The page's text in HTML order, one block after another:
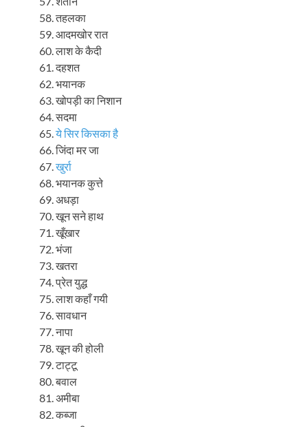
तहलका
आदमखोर रात
लाश के कैदी
दहशत
भयानक
खोपड़ी का निशान
सदमा
ये सिर किसका है
जिंदा मर जा
खुर्रा
भयानक कुत्ते
अधड़ा
खून सने हाथ
खूँखार
भंजा
खतरा
प्रेत युद्ध
लाश कहाँ गयी
सावधान
नापा
खून की होली
टाट्टू
बवाल
अमीबा
कब्जा